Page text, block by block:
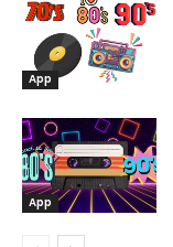
App
App